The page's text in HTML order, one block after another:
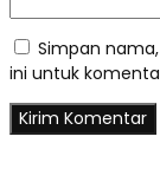
Simpan
ini untuk